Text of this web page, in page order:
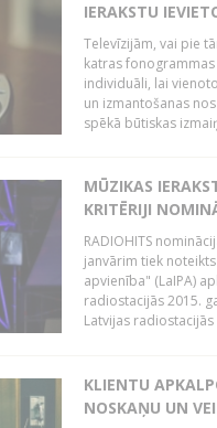
IERAKSTU
Televīzijām, vai pie
katras
individuāli, lai
un izmantošanas
spēkā būtiskas
MŪZIKAS
KRITĒRIJI
RADIOHITS
janvārim tiek
apvienība" (LaIPA)
radiostacijās 2015.
Latvijas
KLIENTU
NOSKAŅU UN